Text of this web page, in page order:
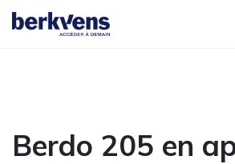
Construction modulaire
Projets
Berdo 205 en